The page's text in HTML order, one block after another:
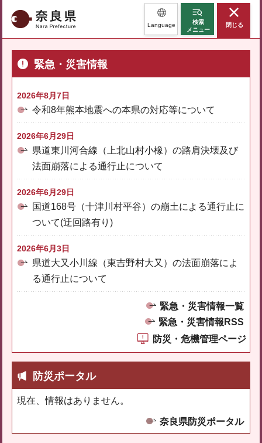
奈良県 Language
検索
メニュー
閉じる
緊急・災害情報
2026年8月7日
令和8年熊本地震への本県の対応等について
2026年6月29日
県道東川河合線（上北山村小橡）の路肩決壊及び
法面崩落による通行止について
2026年6月29日
国道168号（十津川村平谷）の崩土による通行止に
ついて(迂回路有り)
2026年6月3日
県道大又小川線（東吉野村大又）の法面崩落によ
る通行止について
緊急・災害情報一覧
緊急・災害情報RSS
防災・危機管理ページ
防災ポータル
現在、情報はありません。
奈良県防災ポータル